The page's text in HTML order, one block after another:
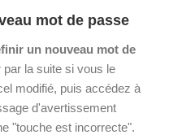
mot de passe
un nouveau mot de
la suite si vous le
modifié, puis accédez à
d'avertissement
"touche est incorrecte".